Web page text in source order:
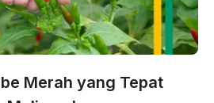
Merah yang Tepat